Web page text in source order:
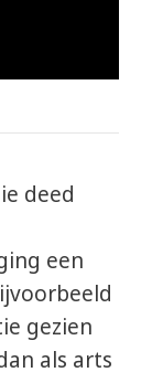
deed
een
gezien
als arts